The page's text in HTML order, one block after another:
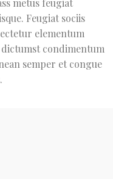
metus feugiat
Feugiat sociis
elementum
condimentum
semper et congue